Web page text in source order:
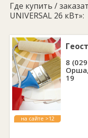
Где купить /
UNIVERSAL 26 кВт»:
на сайте >12
8
19